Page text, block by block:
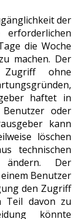
der
die Woche
machen. Der
ohne
haftet in
oder
kann
löschen
technischen
ändern. Der
Benutzer
den Zugriff
Teil davon zu
könnte